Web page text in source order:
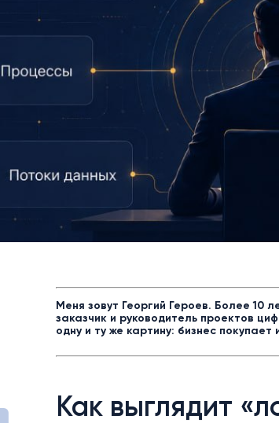
Меня зовут Георгий Героев. Более 10
заказчик и руководитель проектов
одну и ту же картину: бизнес
Как выглядит